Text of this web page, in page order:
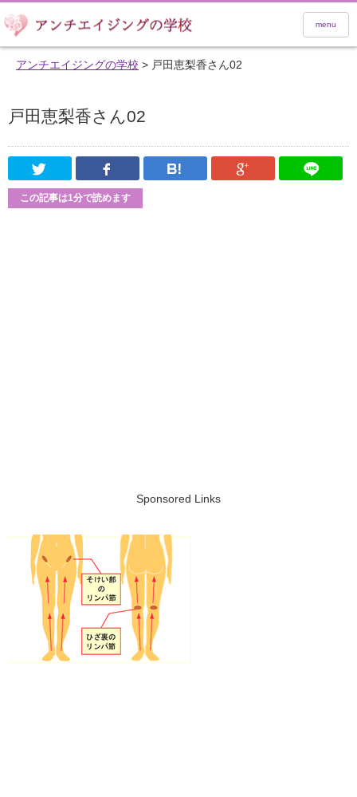
menu
アンチエイジングの学校 > 戸田恵梨香さん02
戸田恵梨香さん02
Twitter Facebook はてなブックマーク
Google
この記事は1分で読めます
Sponsored Links